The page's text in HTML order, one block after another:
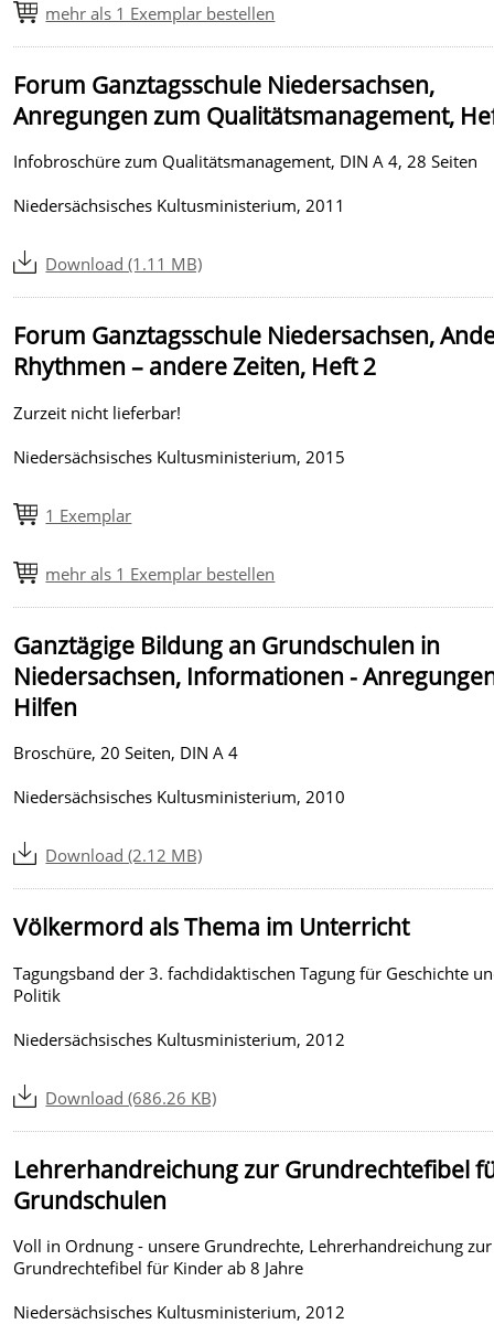
mehr als 1 Exemplar bestellen
Forum Ganztagsschule Niedersachsen,
Anregungen zum Qualitätsmanagement,
Infobroschüre zum Qualitätsmanagement, DIN A 4, 28 Seiten
Niedersächsisches Kultusministerium, 2011
Download (1.11 MB)
Forum Ganztagsschule Niedersachsen,
Rhythmen – andere Zeiten, Heft 2
Zurzeit nicht lieferbar!
Niedersächsisches Kultusministerium, 2015
1 Exemplar
mehr als 1 Exemplar bestellen
Ganztägige Bildung an Grundschulen in
Niedersachsen, Informationen -
Hilfen
Broschüre, 20 Seiten, DIN A 4
Niedersächsisches Kultusministerium, 2010
Download (2.12 MB)
Völkermord als Thema im Unterricht
Tagungsband der 3. fachdidaktischen Tagung für Geschichte
Politik
Niedersächsisches Kultusministerium, 2012
Download (686.26 KB)
Lehrerhandreichung zur Grundrechtefibel
Grundschulen
Voll in Ordnung - unsere Grundrechte, Lehrerhandreichung zur
Grundrechtefibel für Kinder ab 8 Jahre
Niedersächsisches Kultusministerium, 2012